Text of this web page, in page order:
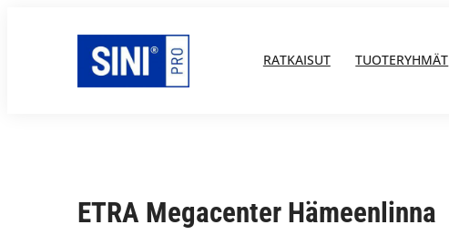
RATKAISUT TUOTERYHMÄT
ETRA Megacenter Hämeenlinna